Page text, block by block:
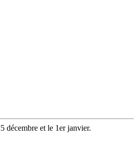
décembre et le 1er janvier.